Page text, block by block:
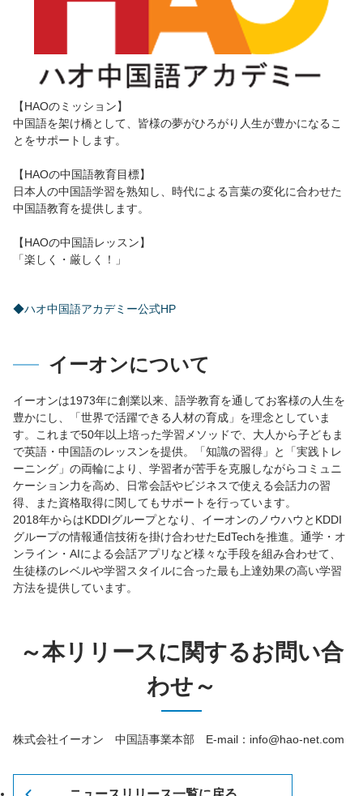
【HAOのミッション】
中国語を架け橋として、皆様の夢がひろがり人生が豊かになるこ
とをサポートします。
【HAOの中国語教育目標】
日本人の中国語学習を熟知し、時代による言葉の変化に合わせた
中国語教育を提供します。
【HAOの中国語レッスン】
「楽しく・厳しく！」
◆ハオ中国語アカデミー公式HP
イーオンについて
イーオンは1973年に創業以来、語学教育を通してお客様の人生を
豊かにし、「世界で活躍できる人材の育成」を理念としていま
す。これまで50年以上培った学習メソッドで、大人から子どもま
で英語・中国語のレッスンを提供。「知識の習得」と「実践トレ
ーニング」の両輪により、学習者が苦手を克服しながらコミュニ
ケーション力を高め、日常会話やビジネスで使える会話力の習
得、また資格取得に関してもサポートを行っています。
2018年からはKDDIグループとなり、イーオンのノウハウとKDDI
グループの情報通信技術を掛け合わせたEdTechを推進。通学・オ
ンライン・AIによる会話アプリなど様々な手段を組み合わせて、
生徒様のレベルや学習スタイルに合った最も上達効果の高い学習
方法を提供しています。
～本リリースに関するお問い合
わせ～
株式会社イーオン 中国語事業本部 E-mail：info@hao-net.com